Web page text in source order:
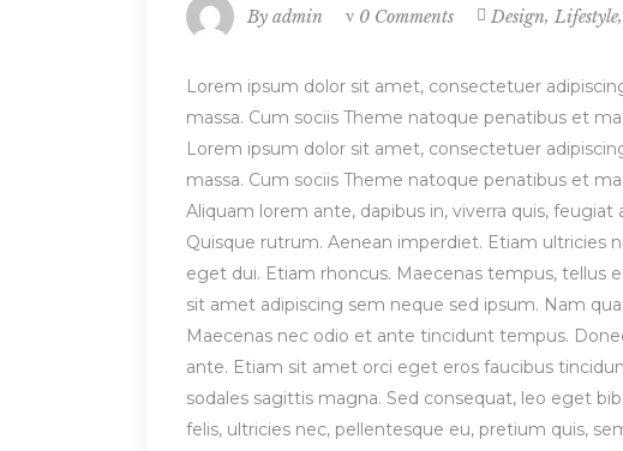
By admin 0 Comments Design, Lifestyle,
Lorem ipsum dolor sit amet, consectetuer
massa. Cum sociis Theme natoque penatibus et
Lorem ipsum dolor sit amet, consectetuer
massa. Cum sociis Theme natoque penatibus et
Aliquam lorem ante, dapibus in, viverra quis,
Quisque rutrum. Aenean imperdiet. Etiam ultricies
eget dui. Etiam rhoncus. Maecenas tempus,
sit amet adipiscing sem neque sed ipsum. Nam
Maecenas nec odio et ante tincidunt tempus.
ante. Etiam sit amet orci eget eros faucibus
sodales sagittis magna. Sed consequat, leo eget
felis, ultricies nec, pellentesque eu, pretium quis,